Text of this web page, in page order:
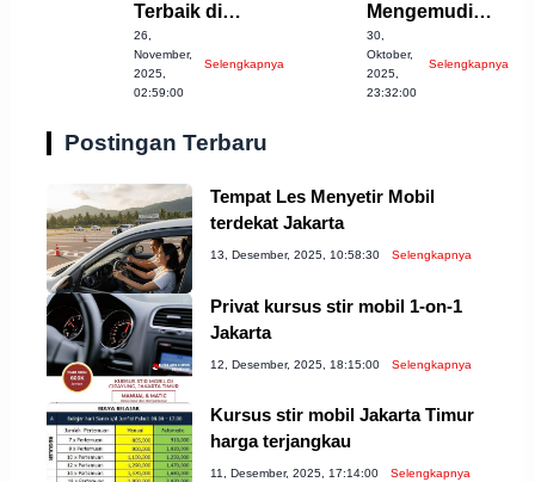
Terbaik di
Sukoharjo yang
Patut Diketahui
26,
November,
2025,
02:59:00
Selengkapnya
Mengemudi
Mobil Terbaik di
Denpasar
30,
Oktober,
2025,
23:32:00
Selengkapnya
Postingan Terbaru
Tempat Les Menyetir Mobil
terdekat Jakarta
13, Desember, 2025, 10:58:30 Selengkapnya
Privat kursus stir mobil 1-on-1
Jakarta
12, Desember, 2025, 18:15:00 Selengkapnya
Kursus stir mobil Jakarta Timur
harga terjangkau
11, Desember, 2025, 17:14:00 Selengkapnya